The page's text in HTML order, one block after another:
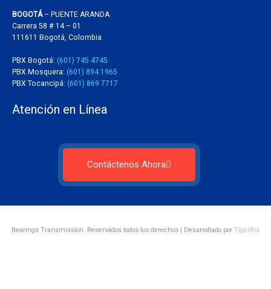
BOGOTÁ– PUENTE ARANDA
Carrera 58 # 14 – 01
111611 Bogotá, Colombia
PBX Bogotá: (601) 745 4745
PBX Mosquera: (601) 894 1965
PBX Tocancipá: (601) 869 7717
Atención en Línea
Contáctenos Ahora
Bearings Transmission. Reservados todos los derechos | Desarrollado por TigerBid